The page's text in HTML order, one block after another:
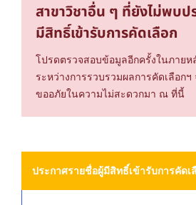
สาขาวิชาอื่น ๆ ที่ยังไม่พบป
มีสิทธิ์เข้ารับการคัดเลือก
โปรดตรวจสอบข้อมูลอีกครั้งในภายห
ระหว่างการรวบรวมผลการคัดเลือก
ขออภัยในความไม่สะดวกมา ณ ที่นี้
ประกาศรายชื่อผู้มีสิทธิ์เข้ารับการคัดเ